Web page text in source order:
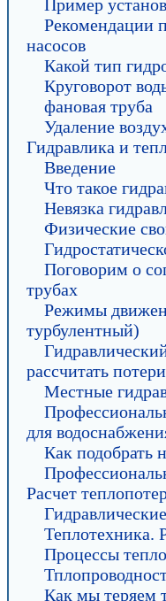
Пример
Рекомендации
насосов
Какой тип
Круговорот
фановая труба
Удаление
Гидравлика и
Введение
Что такое
Невязка
Физические
Поговорим о
трубах
Режимы
турбулентный)
рассчитать
Местные
для
Как подобрать
Расчет
Теплотехника.
Процессы
Как мы теряем